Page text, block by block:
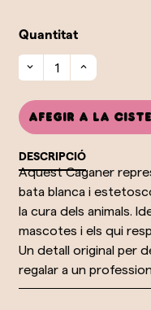
Quantitat
Afegir a la
DESCRIPCIÓ
Aquest Caganer
bata blanca i
la cura dels animals.
mascotes i els qui
Un detall original per
regalar a un